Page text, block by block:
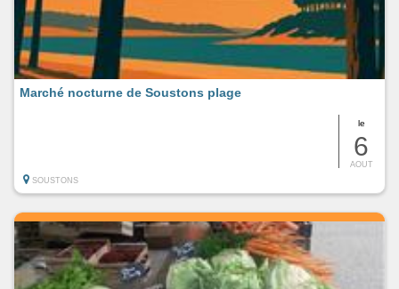
le
6
AOUT
Marché nocturne de Soustons plage
SOUSTONS